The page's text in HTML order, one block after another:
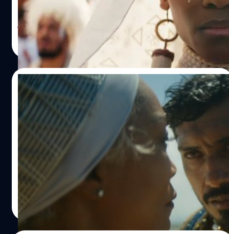
ซึ่งจะเป็นการปูเนื้อหาไปสู่หนัง ‘Black Panther’ภาคต่อไป
โดย End Credit ตัวแรกความยาวประมาณ 1-2 นาที จะมีการ
เปิดเผยตัวละครใหม่ล่าสุด ซึ่งจะมีความเกี่ยวข้องโดยตรงกับ
กษัตริย์ทีชัลลาผู้ล่วงลับ ‘Black Panther: Wakanda Forever’
เล่าเรื่องราวของ ราชินีรามอนด้า (แองเจลา บาสเซตต์ -
Angela Bassett) ชูรี (เลทิเทีย ไรท์ - Letitia Wright) เอ็มบา
คู (วินสตัน ดุ๊ก - Winston Duke) และโอโคเย (ดาไน กูริรา -
Danai Gurira) ที่ต้องต่อสู้เพื่อปกป้องวาคานด้าจากการ
แทรกแซงของเหล่ามหาอำนาจโลก…
วิทวัส ปัญญาเลิศวุฒิ | 1369 days ago
Read More
03/11/2022
โปรดิวเซอร์ ‘Black Panther 2’ เผย ทำไมออก
เสียงชื่อ Namor ได้หลายแบบ
ทีมงาน 'Black Panther: Wakanda Forever' กำหนดให้ชื่อ
Namor (รับบทโดยเตนอช เวร์ตา - Tenoch Huerta) ออกเสียง
ได้หลายแบบ
ภควรรณ สัตยกิจกุล | 1374 days ago
Read More